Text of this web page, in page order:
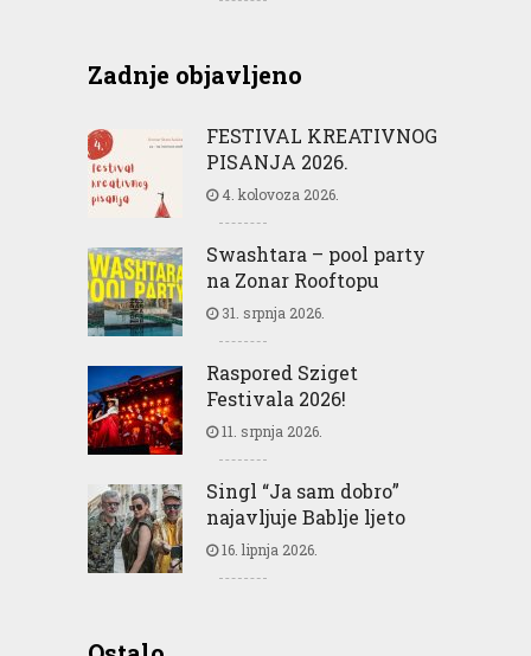
Zadnje objavljeno
FESTIVAL KREATIVNOG
PISANJA 2026.
4. kolovoza 2026.
Swashtara – pool party
na Zonar Rooftopu
31. srpnja 2026.
Raspored Sziget
Festivala 2026!
11. srpnja 2026.
Singl “Ja sam dobro”
najavljuje Bablje ljeto
16. lipnja 2026.